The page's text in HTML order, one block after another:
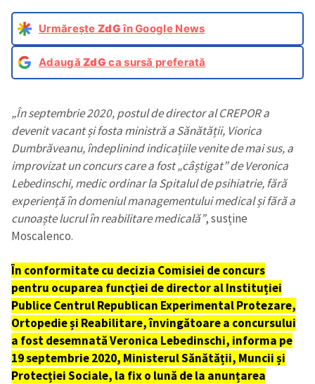
Urmărește ZdGîn Google News
AdaugăZdG ca sursă preferată
„În septembrie 2020, postul de director al CREPOR a
devenit vacant și fosta ministră a Sănătății, Viorica
Dumbrăveanu, îndeplinind indicațiile venite de mai sus, a
improvizat un concurs care a fost „câștigat” de Veronica
Lebedinschi, medic ordinar la Spitalul de psihiatrie, fără
experiență în domeniul managementului medical și fără a
cunoaște lucrul în reabilitare medicală”, susține
Moscalenco.
În conformitate cu decizia Comisiei de concurs
pentru ocuparea funcţiei de director al Instituției
Publice Centrul Republican Experimental Protezare,
Ortopedie și Reabilitare, învingătoare a concursului
a fost desemnată Veronica Lebedinschi, informa pe
19 septembrie 2020, Ministerul Sănătății, Muncii și
Protecției Sociale, la fix o lună de la anunțarea